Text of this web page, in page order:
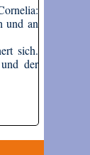
und an
sich.
der